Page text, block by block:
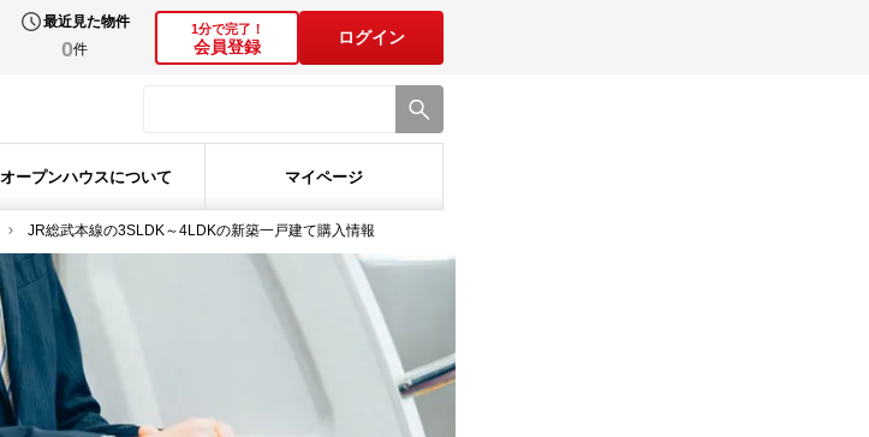
最近見た物件
0件
1分で完了！
会員登録
ログイン
オープンハウスについて マイページ
JR総武本線の3SLDK～4LDKの新築一戸建て購入情報